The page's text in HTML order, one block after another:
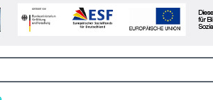
und Aufnahmeworkshop. Bei Fragen,
einfach eine Mail an:
heidelberg.de Wir freuen uns auf